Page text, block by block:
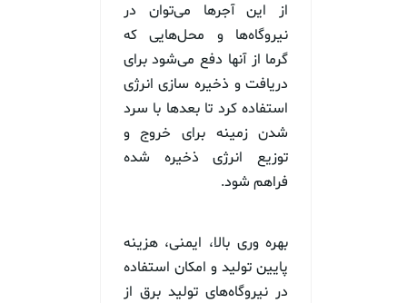
از این آجرها می‌توان در
نیروگاه‌ها و محل‌هایی که
گرما از آنها دفع می‌شود برای
دریافت و ذخیره سازی انرژی
استفاده کرد تا بعدها با سرد
شدن زمینه برای خروج و
توزیع انرژی ذخیره شده
فراهم شود.
بهره وری بالا، ایمنی، هزینه
پایین تولید و امکان استفاده
در نیروگاه‌های تولید برق از